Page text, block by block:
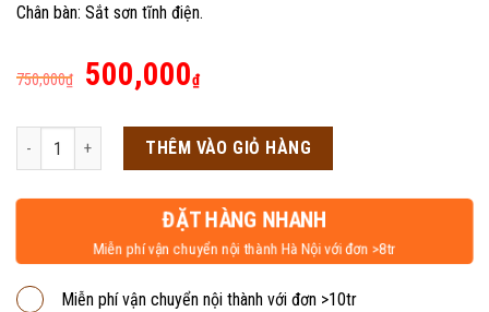
Chân bàn: Sắt sơn tĩnh điện.
750,000₫
Giá
là:
750,000₫.
500,000₫Giá
tại
là:
500,000₫.
Bàn nhân viên chân sắt đen BVP02 số lượng
THÊM VÀO GIỎ HÀNG
ĐẶT HÀNG NHANH
Miễn phí vận chuyển nội thành Hà Nội với đơn >8tr
Miễn phí vận chuyển nội thành với đơn >10tr